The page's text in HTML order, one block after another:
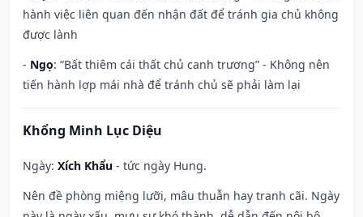
hành việc liên quan đến nhận đất để tránh gia chủ không
được lành
- Ngọ: “Bất thiêm cái thất chủ canh trương” - Không nên
tiến hành lợp mái nhà để tránh chủ sẽ phải làm lại
Khổng Minh Lục Diệu
Ngày: Xích Khẩu - tức ngày Hung.
Nên đề phòng miệng lưỡi, mâu thuẫn hay tranh cãi. Ngày